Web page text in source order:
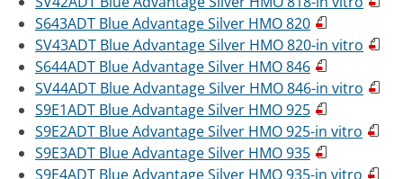
S643ADT Blue Advantage Silver HMO 820
SV43ADT Blue Advantage Silver HMO 820-in vitro
S644ADT Blue Advantage Silver HMO 846
SV44ADT Blue Advantage Silver HMO 846-in vitro
S9E1ADT Blue Advantage Silver HMO 925
S9E2ADT Blue Advantage Silver HMO 925-in vitro
S9E3ADT Blue Advantage Silver HMO 935
S9E4ADT Blue Advantage Silver HMO 935-in vitro